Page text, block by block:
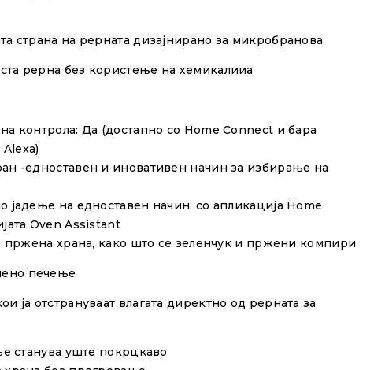
страна на рерната дизајнирано за микробранова
рерна без користење на хемикалииа
контрола: Да (достапно со Home Connect и бара
-едноставен и иновативен начин за избирање на
јадење на едноставен начин: со апликација Home
Oven Assistant
пржена храна, како што се зеленчук и пржени компири
печење
ја отстрануваат влагата директно од рерната за
станува уште покрцкаво